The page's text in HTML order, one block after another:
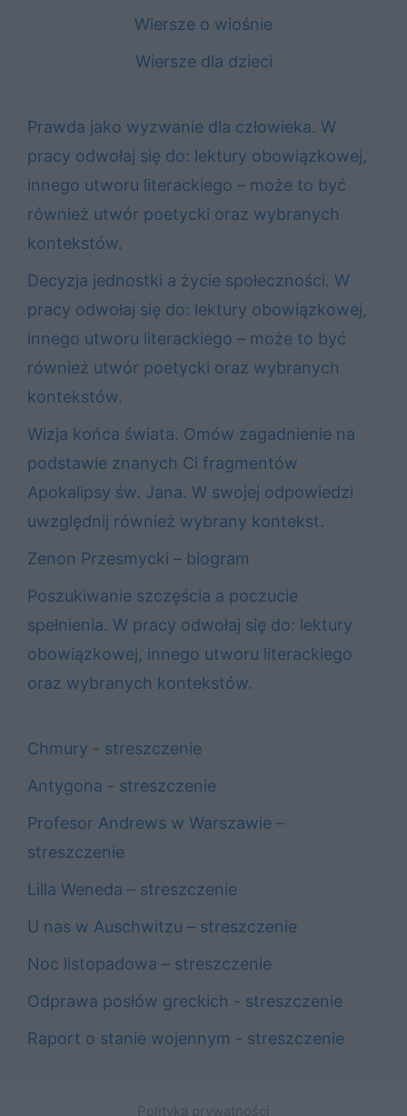
Wiersze o wiośnie
Wiersze dla dzieci
Prawda jako wyzwanie dla człowieka. W
pracy odwołaj się do: lektury obowiązkowej,
innego utworu literackiego – może to być
również utwór poetycki oraz wybranych
kontekstów.
Decyzja jednostki a życie społeczności. W
pracy odwołaj się do: lektury obowiązkowej,
innego utworu literackiego – może to być
również utwór poetycki oraz wybranych
kontekstów.
Wizja końca świata. Omów zagadnienie na
podstawie znanych Ci fragmentów
Apokalipsy św. Jana. W swojej odpowiedzi
uwzględnij również wybrany kontekst.
Zenon Przesmycki – biogram
Poszukiwanie szczęścia a poczucie
spełnienia. W pracy odwołaj się do: lektury
obowiązkowej, innego utworu literackiego
oraz wybranych kontekstów.
Chmury - streszczenie
Antygona - streszczenie
Profesor Andrews w Warszawie –
streszczenie
Lilla Weneda – streszczenie
U nas w Auschwitzu – streszczenie
Noc listopadowa – streszczenie
Odprawa posłów greckich - streszczenie
Raport o stanie wojennym - streszczenie
Polityka prywatności